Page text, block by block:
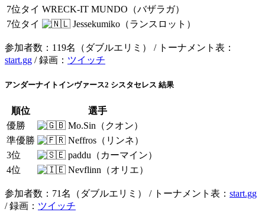
7位タイ WRECK-IT MUNDO（バザラガ）
7位タイ
Jessekumiko（ランスロット）
参加者数：119名（ダブルエリミ） / トーナメント表：
start.gg / 録画： ツイッチ
アンダーナイトインヴァース2 シスタセレス 結果
順位
選手
優勝
Mo.Sin（クオン）
準優勝
Neffros（リンネ）
3位
paddu（カーマイン）
4位
Nevflinn（オリエ）
参加者数：71名（ダブルエリミ） / トーナメント表： start.gg
/ 録画： ツイッチ